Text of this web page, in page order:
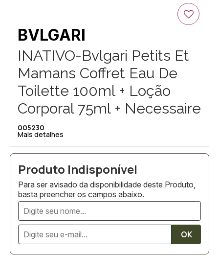
BVLGARI
INATIVO-Bvlgari Petits Et
Mamans Coffret Eau De
Toilette 100ml + Loção
Corporal 75ml + Necessaire
005230
Mais detalhes
Para ser avisado da disponibilidade deste Produto,
basta preencher os campos abaixo.